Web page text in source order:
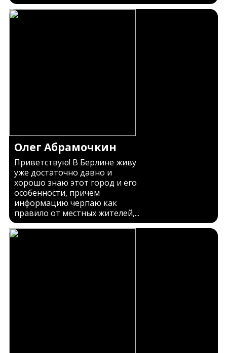
Олег Абрамочкин
Приветствую! В Берлине живу
уже достаточно давно и
хорошо знаю этот город и его
особенности, причем
информацию черпаю как
правило от местных жителей,...